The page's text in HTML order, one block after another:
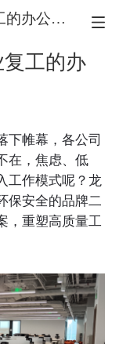
“环保、高效”，助力企业复工的办公家具配置方案！
复工的办
下帷幕，各公司
在，焦虑、低
工作模式呢？龙
保安全的品牌二
，重塑高质量工